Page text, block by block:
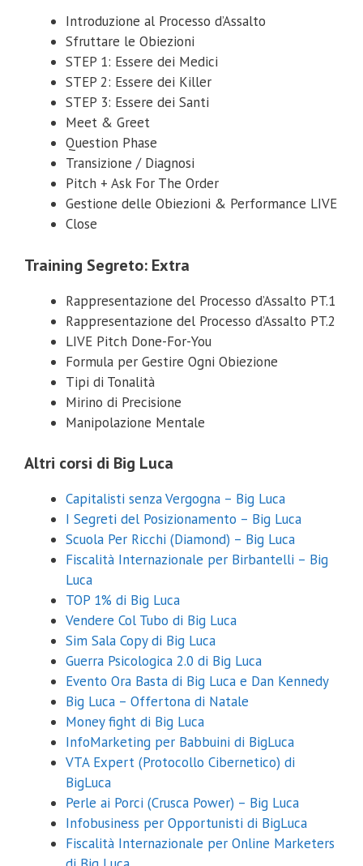
Introduzione al Processo d’Assalto
Sfruttare le Obiezioni
STEP 1: Essere dei Medici
STEP 2: Essere dei Killer
STEP 3: Essere dei Santi
Meet & Greet
Question Phase
Transizione / Diagnosi
Pitch + Ask For The Order
Gestione delle Obiezioni & Performance LIVE
Close
Training Segreto: Extra
Rappresentazione del Processo d’Assalto PT.1
Rappresentazione del Processo d’Assalto PT.2
LIVE Pitch Done-For-You
Formula per Gestire Ogni Obiezione
Tipi di Tonalità
Mirino di Precisione
Manipolazione Mentale
Altri corsi di Big Luca
Capitalisti senza Vergogna – Big Luca
I Segreti del Posizionamento – Big Luca
Scuola Per Ricchi (Diamond) – Big Luca
Fiscalità Internazionale per Birbantelli – Big
Luca
TOP 1% di Big Luca
Vendere Col Tubo di Big Luca
Sim Sala Copy di Big Luca
Guerra Psicologica 2.0 di Big Luca
Evento Ora Basta di Big Luca e Dan Kennedy
Big Luca – Offertona di Natale
Money fight di Big Luca
InfoMarketing per Babbuini di BigLuca
VTA Expert (Protocollo Cibernetico) di
BigLuca
Perle ai Porci (Crusca Power) – Big Luca
Infobusiness per Opportunisti di BigLuca
Fiscalità Internazionale per Online Marketers
Inserisci sotto la tua email e riceverai il coupon con uno sconto del
20% su qualsiasi corso.
Inviami il coupon
Non mi interessa
La tua email non verrà comunicata a nessuno e per
nessuna ragione.